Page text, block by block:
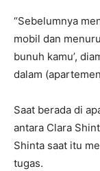
“Sebelumnya
mobil dan
bunuh kamu’,
dalam
Saat berada di
antara Clara
Shinta saat itu
tugas.